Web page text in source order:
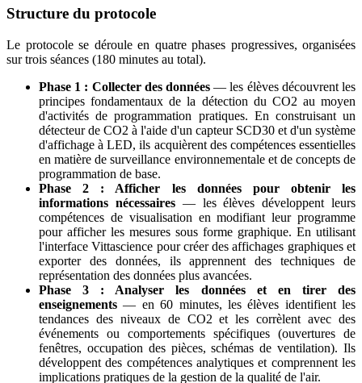
Structure du protocole
Le protocole se déroule en quatre phases progressives, organisées
sur trois séances (180 minutes au total).
Phase 1 : Collecter des données — les élèves découvrent les
principes fondamentaux de la détection du CO2 au moyen
d'activités de programmation pratiques. En construisant un
détecteur de CO2 à l'aide d'un capteur SCD30 et d'un système
d'affichage à LED, ils acquièrent des compétences essentielles
en matière de surveillance environnementale et de concepts de
programmation de base.
Phase 2 : Afficher les données pour obtenir les
informations nécessaires— les élèves développent leurs
compétences de visualisation en modifiant leur programme
pour afficher les mesures sous forme graphique. En utilisant
l'interface Vittascience pour créer des affichages graphiques et
exporter des données, ils apprennent des techniques de
représentation des données plus avancées.
Phase 3 : Analyser les données et en tirer des
enseignements — en 60 minutes, les élèves identifient les
tendances des niveaux de CO2 et les corrèlent avec des
événements ou comportements spécifiques (ouvertures de
fenêtres, occupation des pièces, schémas de ventilation). Ils
développent des compétences analytiques et comprennent les
implications pratiques de la gestion de la qualité de l'air.